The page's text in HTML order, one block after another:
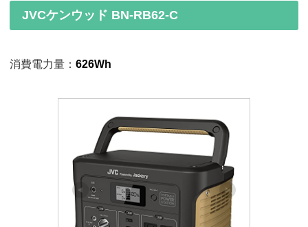
JVCケンウッド BN-RB62-C
消費電力量： 626Wh